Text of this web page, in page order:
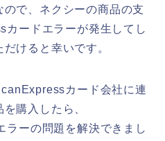
で、ネクシーの商品の支
ードエラーが発生してし
けると幸いです。
カード会社に連
購入したら、
ーの問題を解決できまし